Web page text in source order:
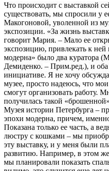
Что происходит с выставкой
существовать, мы спросили у
Макогоновой, уволенной из
экспозиции. «За жизнь
говорит Мария. – Мало ее
экспозицию, привлекать к
модерна» было два куратора
Демиденко. – Прим.ред.), и
инициативе. Я не хочу
музее, просто надеюсь, что
смогут организовать работу.
получилась такой
Музея истории Петербурга –
эпохи модерна, причем,
Показана только ее часть, а
люстру с кошками – мы
эту выставку, и у меня были
развитию. Например, в этом
мы планировали показать